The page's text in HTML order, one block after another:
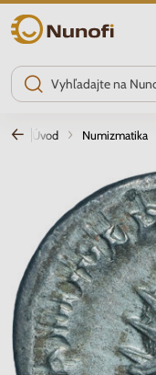
Nunofi.sk
Úvod Numizmatika